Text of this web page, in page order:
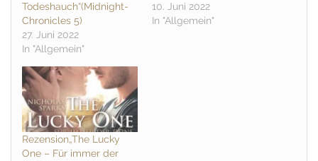
Todeshauch“(Midnight-
Chronicles 5)
27. Juni 2022
In "Allgemein"
10. Juni 2022
In "Allgemein"
Rezension„The Lucky
One – Für immer der